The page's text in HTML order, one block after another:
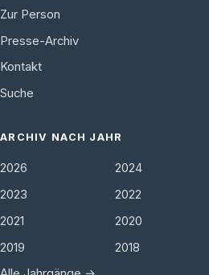
Zur Person
Presse-Archiv
Kontakt
Suche
ARCHIV NACH JAHR
2026
2024
2023
2022
2021
2020
2019
2018